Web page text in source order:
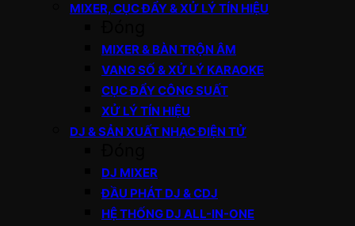
MIXER, CỤC ĐẨY & XỬ LÝ TÍN HIỆU
MIXER & BÀN TRỘN ÂM
VANG SỐ & XỬ LÝ KARAOKE
CỤC ĐẨY CÔNG SUẤT
XỬ LÝ TÍN HIỆU
DJ & SẢN XUẤT NHẠC ĐIỆN TỬ
DJ MIXER
ĐẦU PHÁT DJ & CDJ
HỆ THỐNG DJ ALL-IN-ONE